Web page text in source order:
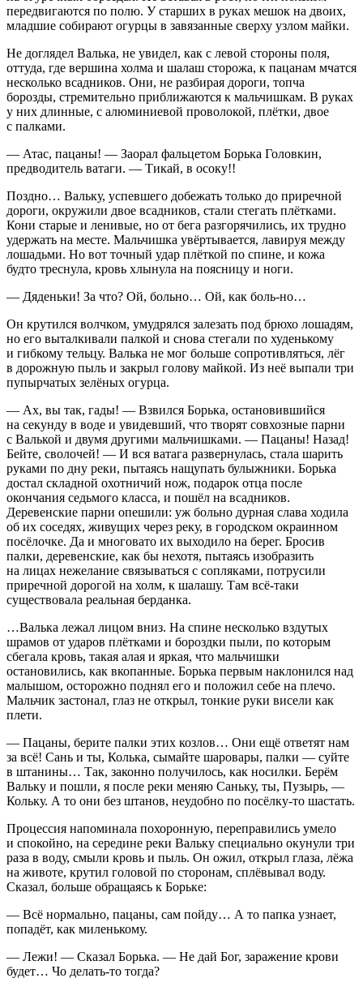
передвигаются по полю. У старших в руках мешок на двоих,
младшие собирают огурцы в завязанные сверху узлом майки.
Не доглядел Валька, не увидел, как с левой стороны поля,
оттуда, где вершина холма и шалаш сторожа, к пацанам мчатся
несколько всадников. Они, не разбирая дороги, топча
борозды, стремительно приближаются к мальчишкам. В руках
у них длинные, с алюминиевой проволокой, плётки, двое
с палками.
— Атас, пацаны! — Заорал фальцетом Борька Головкин,
предводитель ватаги. — Тикай, в осоку!!
Поздно… Вальку, успевшего добежать только до приречной
дороги, окружили двое всадников, стали стегать плётками.
Кони старые и ленивые, но от бега разгорячились, их трудно
удержать на месте. Мальчишка увёртывается, лавируя между
лошадьми. Но вот точный удар плёткой по спине, и кожа
будто треснула, кровь хлынула на поясницу и ноги.
— Дяденьки! За что? Ой, больно… Ой, как боль-но…
Он крутился волчком, умудрялся залезать под брюхо лошадям,
но его выталкивали палкой и снова стегали по худенькому
и гибкому тельцу. Валька не мог больше сопротивляться, лёг
в дорожную пыль и закрыл голову майкой. Из неё выпали три
пупырчатых зелёных огурца.
— Ах, вы так, гады! — Взвился Борька, остановившийся
на секунду в воде и увидевший, что творят совхозные парни
с Валькой и двумя другими мальчишками. — Пацаны! Назад!
Бейте, сволочей! — И вся ватага развернулась, стала шарить
руками по дну реки, пытаясь нащупать булыжники. Борька
достал складной охотничий нож, подарок отца после
окончания седьмого класса, и пошёл на всадников.
Деревенские парни опешили: уж больно дурная слава ходила
об их соседях, живущих через реку, в городском окраинном
посёлочке. Да и многовато их выходило на берег. Бросив
палки, деревенские, как бы нехотя, пытаясь изобразить
на лицах нежелание связываться с сопляками, потрусили
приречной дорогой на холм, к шалашу. Там всё-таки
существовала реальная берданка.
…Валька лежал лицом вниз. На спине несколько вздутых
шрамов от ударов плётками и бороздки пыли, по которым
сбегала кровь, такая алая и яркая, что мальчишки
остановились, как вкопанные. Борька первым наклонился над
малышом, осторожно поднял его и положил себе на плечо.
Мальчик застонал, глаз не открыл, тонкие руки висели как
плети.
— Пацаны, берите палки этих козлов… Они ещё ответят нам
за всё! Сань и ты, Колька, сымайте шаровары, палки — суйте
в штанины… Так, законно получилось, как носилки. Берём
Вальку и пошли, я после реки меняю Саньку, ты, Пузырь, —
Кольку. А то они без штанов, неудобно по посёлку-то шастать.
Процессия напоминала похоронную, переправились умело
и спокойно, на середине реки Вальку специально окунули три
раза в воду, смыли кровь и пыль. Он ожил, открыл глаза, лёжа
на животе, крутил головой по сторонам, сплёвывал воду.
Сказал, больше обращаясь к Борьке:
— Всё нормально, пацаны, сам пойду… А то папка узнает,
попадёт, как миленькому.
— Лежи! — Сказал Борька. — Не дай Бог, заражение крови
будет… Чо делать-то тогда?